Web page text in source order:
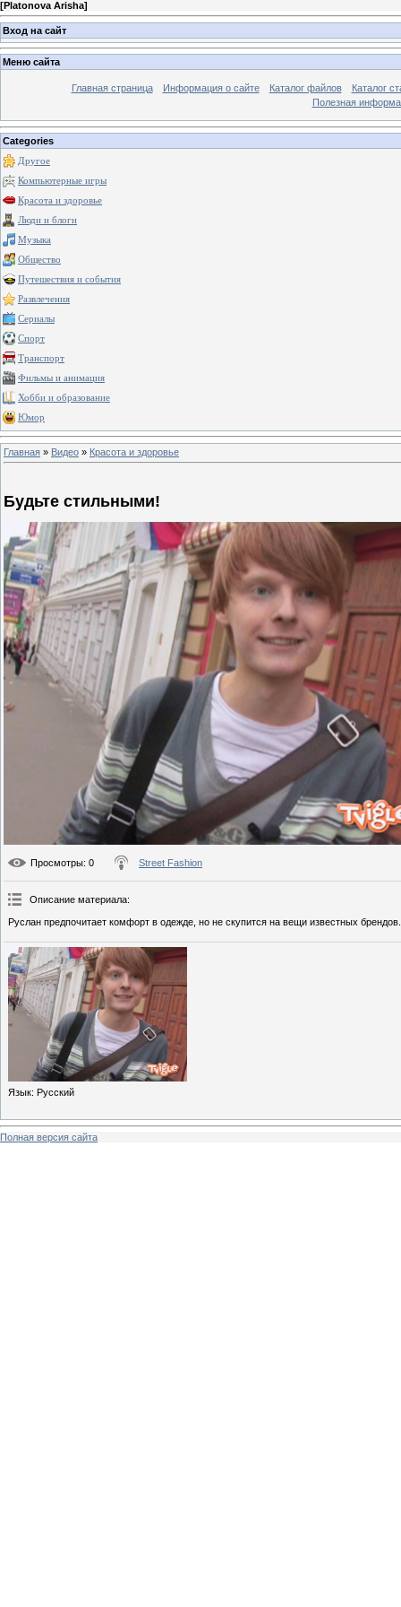
[Platonova Arisha]
Вход на сайт
Меню сайта
Главная страница Информация о сайте Каталог файлов
Каталог
Полезная
Categories
Другое
Компьютерные игры
Красота и здоровье
Люди и блоги
Музыка
Общество
Путешествия и события
Развлечения
Сериалы
Спорт
Транспорт
Фильмы и анимация
Хобби и образование
Юмор
Главная » Видео » Красота и здоровье
Будьте стильными!
Просмотры: 0 Street Fashion
Описание материала:
Руслан предпочитает комфорт в одежде, но не скупится на вещи известных брендов.
Язык: Русский
Полная версия сайта